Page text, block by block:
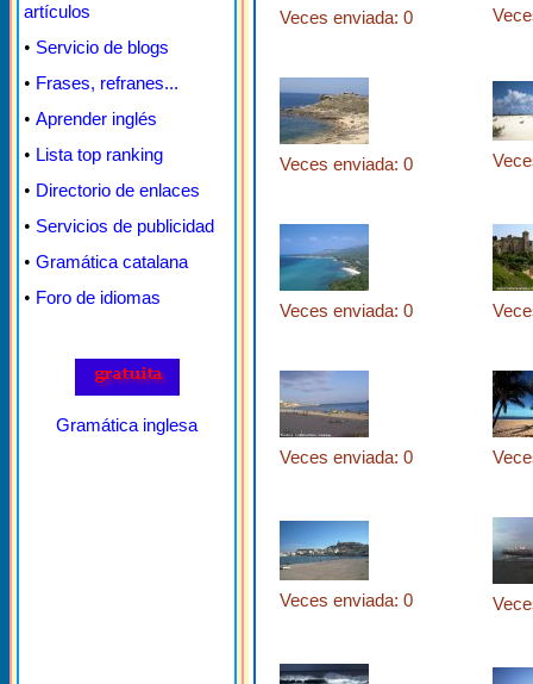
artículos
• Servicio de blogs
• Frases, refranes...
• Aprender inglés
• Lista top ranking
• Directorio de enlaces
• Servicios de publicidad
• Gramática catalana
• Foro de idiomas
Gramática inglesa
Veces enviada: 0
Veces enviada: 0
Veces enviada: 0
Veces enviada: 0
Veces enviada: 0